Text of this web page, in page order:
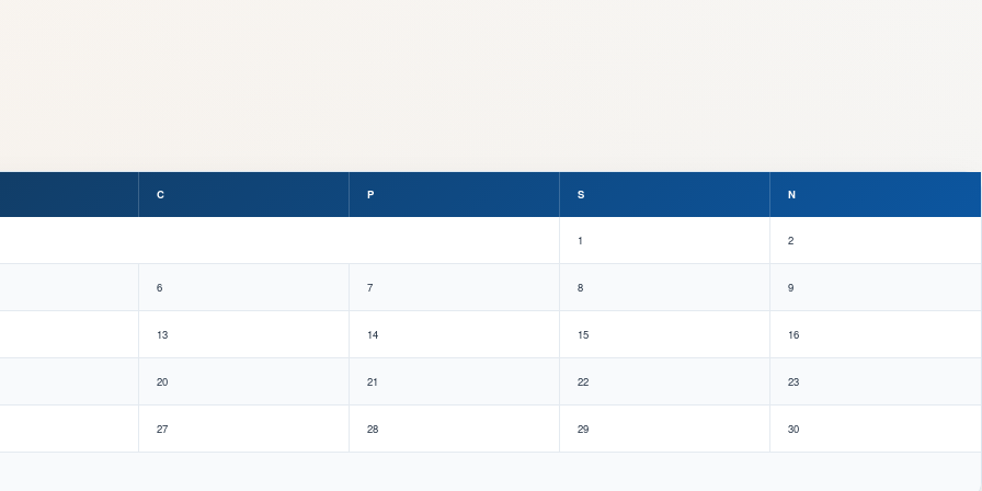
C P S N
1 2
6 7 8 9
13 14 15 16
20 21 22 23
27 28 29 30